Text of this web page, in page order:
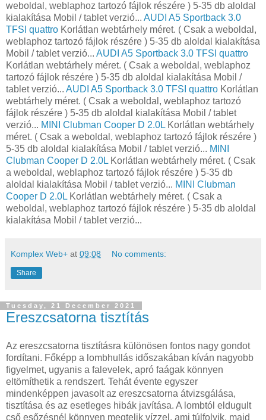
weboldal, weblaphoz tartozó fájlok részére ) 5-35 db aloldal
kialakítása Mobil / tablet verzió... AUDI A5 Sportback 3.0
TFSI quattro Korlátlan webtárhely méret. ( Csak a weboldal,
weblaphoz tartozó fájlok részére ) 5-35 db aloldal kialakítása
Mobil / tablet verzió... AUDI A5 Sportback 3.0 TFSI quattro
Korlátlan webtárhely méret. ( Csak a weboldal, weblaphoz
tartozó fájlok részére ) 5-35 db aloldal kialakítása Mobil /
tablet verzió... AUDI A5 Sportback 3.0 TFSI quattro Korlátlan
webtárhely méret. ( Csak a weboldal, weblaphoz tartozó
fájlok részére ) 5-35 db aloldal kialakítása Mobil / tablet
verzió... MINI Clubman Cooper D 2.0L Korlátlan webtárhely
méret. ( Csak a weboldal, weblaphoz tartozó fájlok részére )
5-35 db aloldal kialakítása Mobil / tablet verzió... MINI
Clubman Cooper D 2.0L Korlátlan webtárhely méret. ( Csak
a weboldal, weblaphoz tartozó fájlok részére ) 5-35 db
aloldal kialakítása Mobil / tablet verzió... MINI Clubman
Cooper D 2.0L Korlátlan webtárhely méret. ( Csak a
weboldal, weblaphoz tartozó fájlok részére ) 5-35 db aloldal
kialakítása Mobil / tablet verzió...
Komplex Web+ at 09:08 No comments:
Share
Tuesday, 21 December 2021
Ereszcsatorna tisztítás
Az ereszcsatorna tisztításra különösen fontos nagy gondot
fordítani. Főképp a lombhullás időszakában kíván nagyobb
figyelmet, ugyanis a falevelek, apró faágak könnyen
eltömíthetik a rendszert. Tehát évente egyszer
mindenképpen javasolt az ereszcsatorna átvizsgálása,
tisztítása és az esetleges hibák javítása. A lombtól eldugult
cső esőzésnél könnyen megtelik vízzel, ami túlfolyik, majd